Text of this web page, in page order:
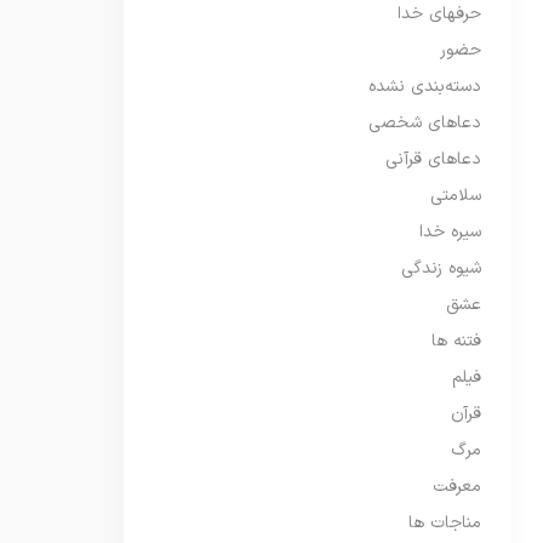
حرفهای خدا
حضور
دسته‌بندی نشده
دعاهای شخصی
دعاهای قرآنی
سلامتی
سیره خدا
شیوه زندگی
عشق
فتنه ها
فیلم
قرآن
مرگ
معرفت
مناجات ها